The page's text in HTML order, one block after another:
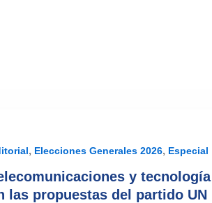
, Elecciones Generales 2026, Especial
y tecnología
las propuestas del partido UN